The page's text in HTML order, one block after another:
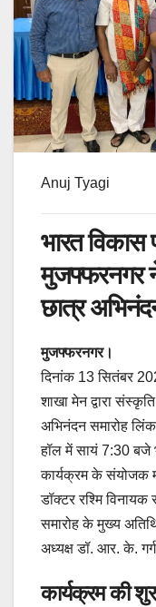
Anuj Tyagi
भारत विकास
मुजफ्फरनगर
छात्र
मुजफ्फरनगर।
दिनांक 13 सितंबर
शाखा मेन द्वारा
अभिनंदन समारोह लिंक
हॉल में सायं 7:30 बजे
कार्यक्रम के संयोजक
डॉक्टर रश्मि विनायक
समारोह के मुख्य
अध्यक्ष डॉ. आर. के.
कार्यक्रम की